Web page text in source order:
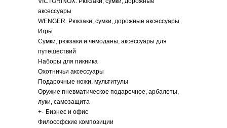
аксессуары
WENGER. Рюкзаки, сумки, дорожные аксессуары
Игры
Сумки, рюкзаки и чемоданы, аксессуары для
путешествий
Наборы для пикника
Охотничьи аксессуары
Подарочные ножи, мультитулы
Оружие пневматическое подарочное, арбалеты,
луки, самозащита
+- Бизнес и офис
Философские композиции